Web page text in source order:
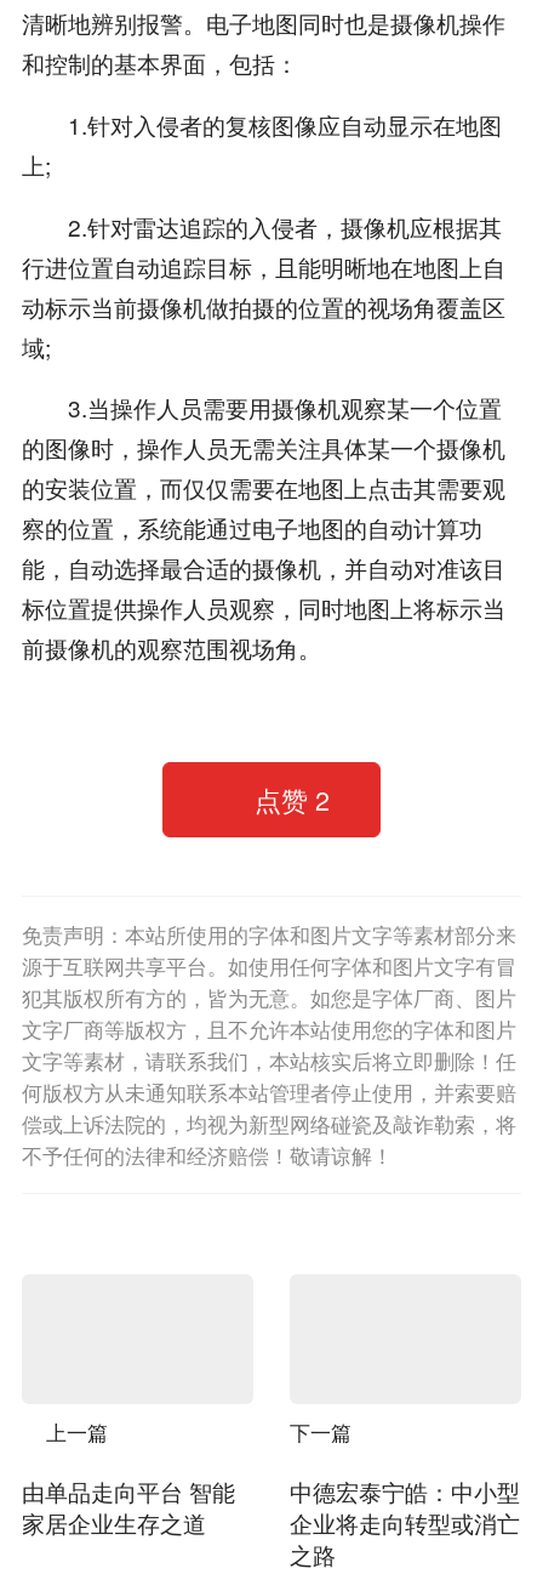
清晰地辨别报警。电子地图同时也是摄像机操作
和控制的基本界面，包括：
1.针对入侵者的复核图像应自动显示在地图
上;
2.针对雷达追踪的入侵者，摄像机应根据其
行进位置自动追踪目标，且能明晰地在地图上自
动标示当前摄像机做拍摄的位置的视场角覆盖区
域;
3.当操作人员需要用摄像机观察某一个位置
的图像时，操作人员无需关注具体某一个摄像机
的安装位置，而仅仅需要在地图上点击其需要观
察的位置，系统能通过电子地图的自动计算功
能，自动选择最合适的摄像机，并自动对准该目
标位置提供操作人员观察，同时地图上将标示当
前摄像机的观察范围视场角。
点赞 2
免责声明：本站所使用的字体和图片文字等素材部分来
源于互联网共享平台。如使用任何字体和图片文字有冒
犯其版权所有方的，皆为无意。如您是字体厂商、图片
文字厂商等版权方，且不允许本站使用您的字体和图片
文字等素材，请联系我们，本站核实后将立即删除！任
何版权方从未通知联系本站管理者停止使用，并索要赔
偿或上诉法院的，均视为新型网络碰瓷及敲诈勒索，将
不予任何的法律和经济赔偿！敬请谅解！
上一篇
由单品走向平台 智能
家居企业生存之道
下一篇
中德宏泰宁皓：中小型
企业将走向转型或消亡
之路